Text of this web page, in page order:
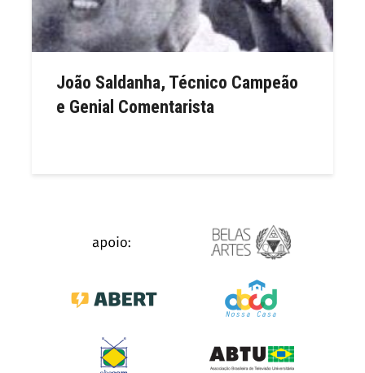
João Saldanha, Técnico Campeão
e Genial Comentarista